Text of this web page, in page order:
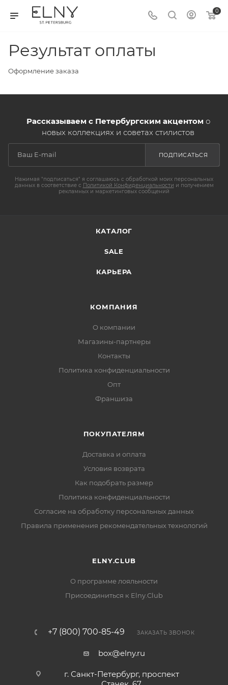
0
Результат оплаты
Оформление заказа
Рассказываем с Петербургским акцентом о
новых коллекциях и советах стилистов
ПОДПИСАТЬСЯ
Нажимая "подписаться" я соглашаюсь с обработкой моих персональных
данных в соответствие с Политикой Конфиденциальности и получением
рекламных и маркетинговых сообщений
КАТАЛОГ
SALE
КАРЬЕРА
КОМПАНИЯ
О компании
Магазины-партнеры
Контакты
Политика конфиденциальности
Опт
Франшиза
ПОКУПАТЕЛЯМ
Доставка и оплата
Условия возврата
Как подобрать размер
Политика конфиденциальности
Согласие на обработку персональных данных
Правила применения рекомендательных технологий
ELNY.CLUB
О программе лояльности
Присоединиться к Elny.Club
+7 (800) 700-85-49 ЗАКАЗАТЬ ЗВОНОК
box@elny.ru
г. Санкт-Петербург, проспект